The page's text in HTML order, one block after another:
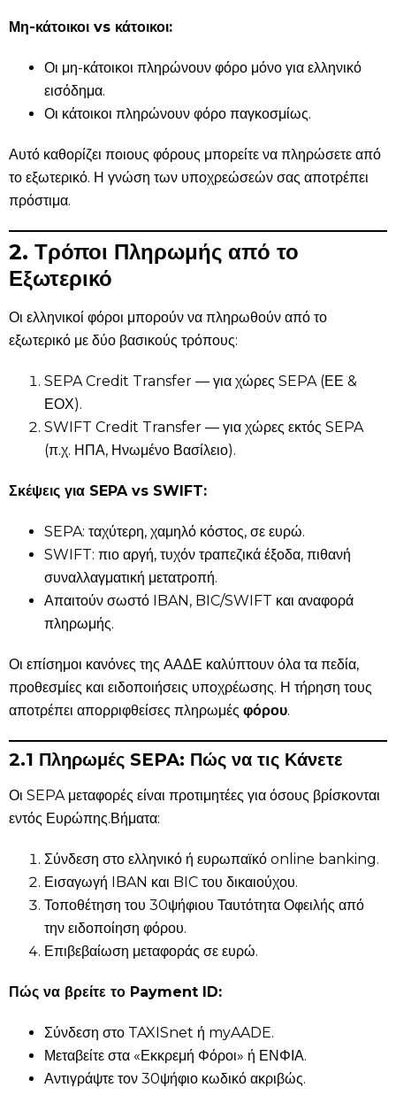
Μη-κάτοικοι vs κάτοικοι:
Οι μη-κάτοικοι πληρώνουν φόρο μόνο για ελληνικό
εισόδημα.
Οι κάτοικοι πληρώνουν φόρο παγκοσμίως.
Αυτό καθορίζει ποιους φόρους μπορείτε να πληρώσετε από
το εξωτερικό. Η γνώση των υποχρεώσεών σας αποτρέπει
πρόστιμα.
2. Τρόποι Πληρωμής από το
Εξωτερικό
Οι ελληνικοί φόροι μπορούν να πληρωθούν από το
εξωτερικό με δύο βασικούς τρόπους:
SEPA Credit Transfer — για χώρες SEPA (ΕΕ &
ΕΟΧ).
SWIFT Credit Transfer — για χώρες εκτός SEPA
(π.χ. ΗΠΑ, Ηνωμένο Βασίλειο).
Σκέψεις για SEPA vs SWIFT:
SEPA: ταχύτερη, χαμηλό κόστος, σε ευρώ.
SWIFT: πιο αργή, τυχόν τραπεζικά έξοδα, πιθανή
συναλλαγματική μετατροπή.
Απαιτούν σωστό IBAN, BIC/SWIFT και αναφορά
πληρωμής.
Οι επίσημοι κανόνες της ΑΑΔΕ καλύπτουν όλα τα πεδία,
προθεσμίες και ειδοποιήσεις υποχρέωσης. Η τήρηση τους
αποτρέπει απορριφθείσες πληρωμές φόρου.
2.1 Πληρωμές SEPA: Πώς να τις Κάνετε
Οι SEPA μεταφορές είναι προτιμητέες για όσους βρίσκονται
εντός Ευρώπης.Βήματα:
Σύνδεση στο ελληνικό ή ευρωπαϊκό online banking.
Εισαγωγή IBAN και BIC του δικαιούχου.
Τοποθέτηση του 30ψήφιου Ταυτότητα Οφειλής από
την ειδοποίηση φόρου.
Επιβεβαίωση μεταφοράς σε ευρώ.
Πώς να βρείτε το Payment ID:
Σύνδεση στο TAXISnet ή myAADE.
Μεταβείτε στα «Εκκρεμή Φόροι» ή ΕΝΦΙΑ.
Αντιγράψτε τον 30ψήφιο κωδικό ακριβώς.